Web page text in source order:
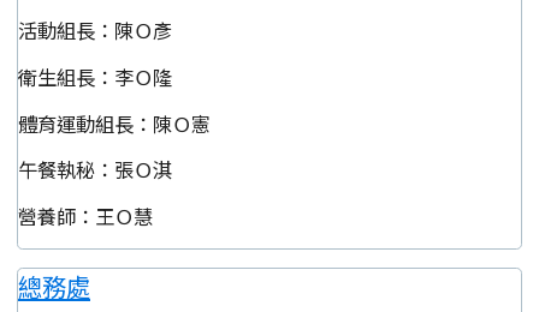
活動組長：陳Ｏ彥
衛生組長：李Ｏ隆
體育運動組長：陳Ｏ憲
午餐執秘：張Ｏ淇
營養師：王Ｏ慧
總務處